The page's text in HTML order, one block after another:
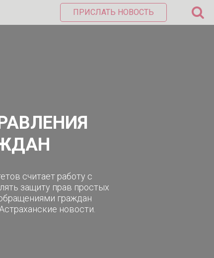
ПРИСЛАТЬ НОВОСТЬ
считает работу с
защиту прав простых
граждан
новости.